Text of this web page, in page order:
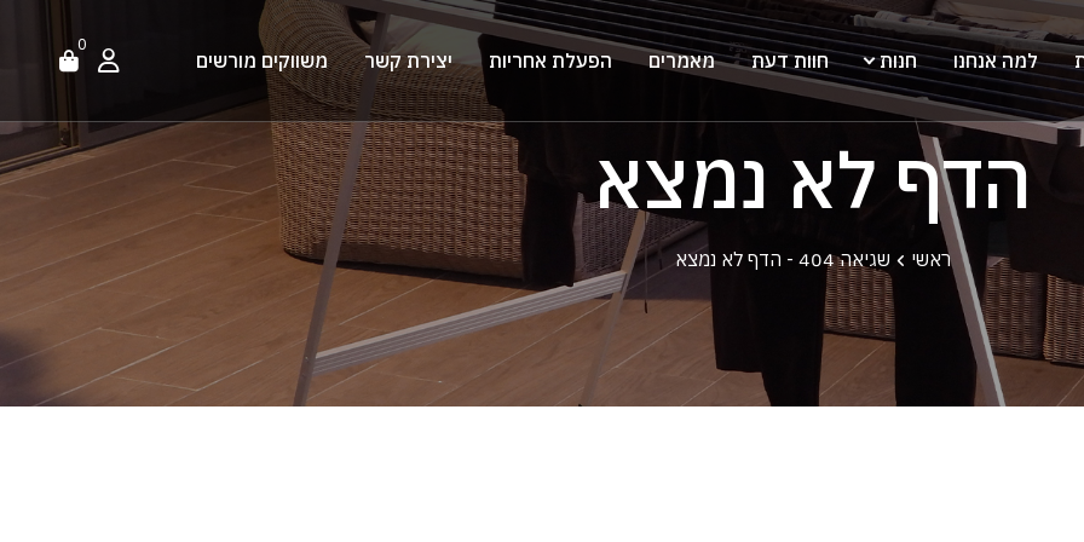
למה אנחנו חנות חוות דעת מאמרים הפעלת אחריות יצירת קשר משווקים מורשים
0
הדף לא נמצא
ראשי שגיאה 404 - הדף לא נמצא